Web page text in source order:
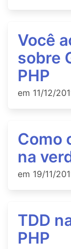
Você
sobre
PHP
em 11/12/
Como
na
em 19/11/
TDD
PHP